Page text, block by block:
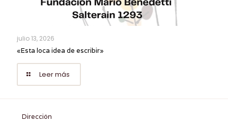
julio 13, 2026
«Esta loca idea de escribir»
Leer más
Dirección